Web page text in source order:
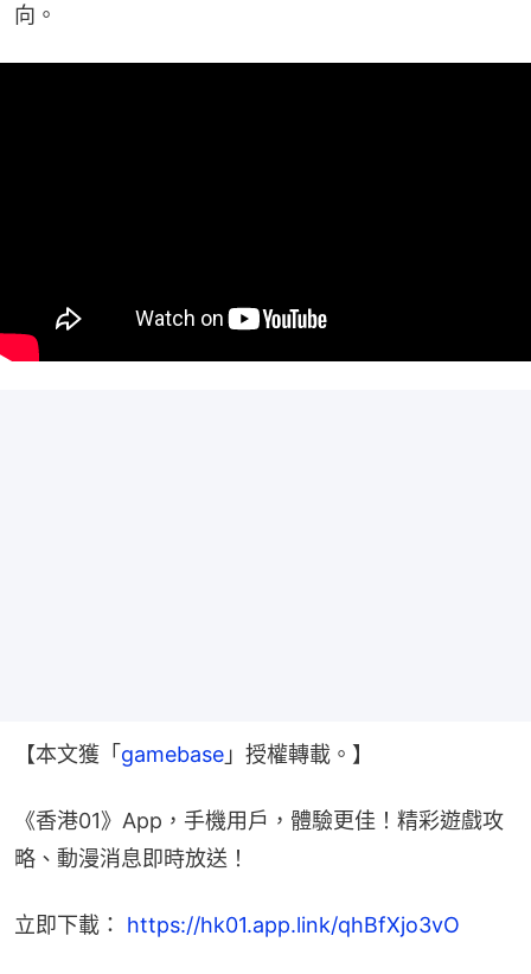
向。
【本文獲「 gamebase 」授權轉載。】
《香港01》App，手機用戶，體驗更佳！精彩遊戲攻
略、動漫消息即時放送！
立即下載： https://hk01.app.link/qhBfXjo3vO